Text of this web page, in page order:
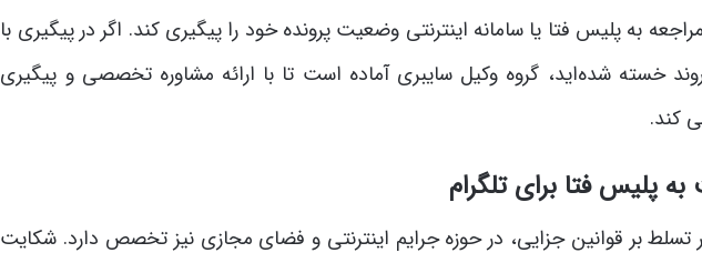
به پلیس فتا یا سامانه اینترنتی وضعیت پرونده خود را پیگیری کند. اگر در پیگیری با
خسته شده‌اید، گروه وکیل سایبری آماده است تا با ارائه مشاوره تخصصی و پیگیری
کند.
پلیس فتا برای تلگرام
تسلط بر قوانین جزایی، در حوزه جرایم اینترنتی و فضای مجازی نیز تخصص دارد. شکایت